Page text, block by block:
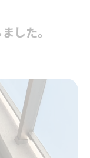
した。